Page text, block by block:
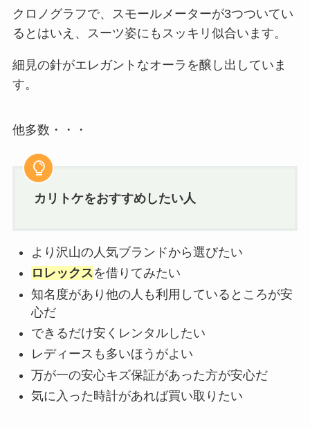
クロノグラフで、スモールメーターが3つついてい
るとはいえ、スーツ姿にもスッキリ似合います。
細見の針がエレガントなオーラを醸し出していま
す。
他多数・・・
カリトケをおすすめしたい人
より沢山の人気ブランドから選びたい
ロレックスを借りてみたい
知名度があり他の人も利用しているところが安
心だ
できるだけ安くレンタルしたい
レディースも多いほうがよい
万が一の安心キズ保証があった方が安心だ
気に入った時計があれば買い取りたい